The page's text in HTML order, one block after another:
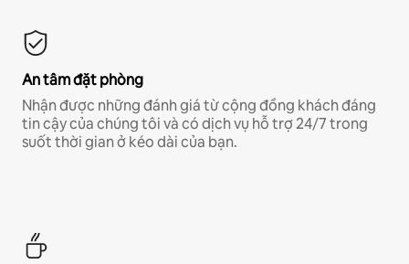
An tâm đặt phòng
Nhận được những đánh giá từ cộng đồng khách đáng
tin cậy của chúng tôi và có dịch vụ hỗ trợ 24/7 trong
suốt thời gian ở kéo dài của bạn.